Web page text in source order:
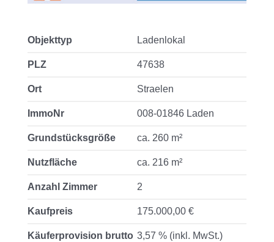
Objekttyp Ladenlokal
PLZ 47638
Ort Straelen
ImmoNr 008-01846 Laden
Grundstücksgröße ca. 260 m²
Nutzfläche ca. 216 m²
Anzahl Zimmer 2
Kaufpreis 175.000,00 €
Käuferprovision brutto 3,57 % (inkl. MwSt.)